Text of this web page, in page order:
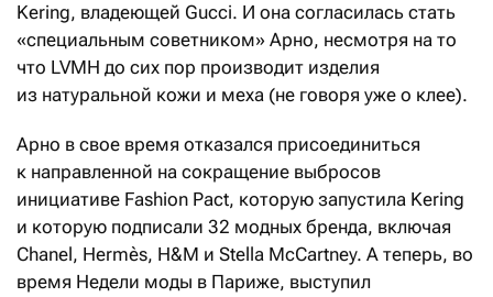
Kering, владеющей Gucci. И она согласилась стать
«специальным советником» Арно, несмотря на то
что LVMH до сих пор производит изделия
из натуральной кожи и меха (не говоря уже о клее).
Арно в свое время отказался присоединиться
к направленной на сокращение выбросов
инициативе Fashion Pact, которую запустила Kering
и которую подписали 32 модных бренда, включая
Chanel, Hermès, H&M и Stella McСartney. А теперь, во
время Недели моды в Париже, выступил